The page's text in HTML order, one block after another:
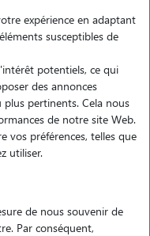
engagement
expérience en adaptant
susceptibles de
potentiels, ce qui
des annonces
pertinents. Cela nous
de notre site Web.
vos préférences, telles que
utiliser.
de nous souvenir de
Par conséquent,